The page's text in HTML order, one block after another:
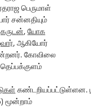
பெருமாள்
சன்னதியும்
கருடன், யோக
, ஆகியோர்
கோவிலை
கண்டறியப்பட்டுள்ளன.
மூன்றாம்